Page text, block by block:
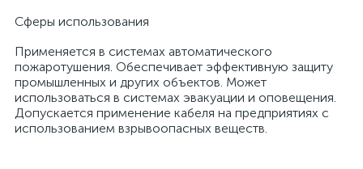
Сферы использования
Применяется в системах автоматического
пожаротушения. Обеспечивает эффективную защиту
промышленных и других объектов. Может
использоваться в системах эвакуации и оповещения.
Допускается применение кабеля на предприятиях с
использованием взрывоопасных веществ.